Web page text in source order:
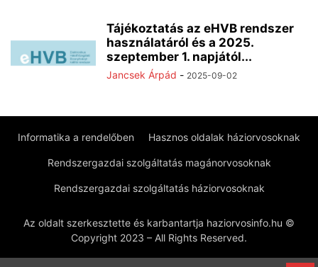
Tájékoztatás az eHVB rendszer
használatáról és a 2025.
szeptember 1. napjától...
Jancsek Árpád - 2025-09-02
Informatika a rendelőben Hasznos oldalak háziorvosoknak
Rendszergazdai szolgáltatás magánorvosoknak
Rendszergazdai szolgáltatás háziorvosoknak
Az oldalt szerkesztette és karbantartja haziorvosinfo.hu ©
Copyright 2023 – All Rights Reserved.